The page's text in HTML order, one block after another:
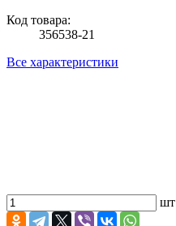
Код товара:
356538-21
Все характеристики
шт